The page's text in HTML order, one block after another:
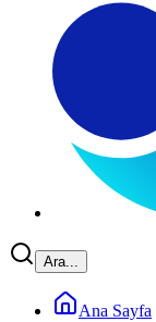
Ara...
Ana Sayfa